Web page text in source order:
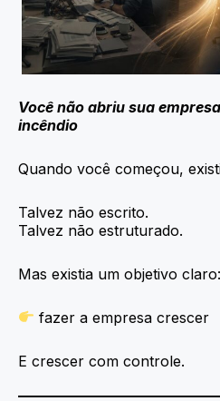
Você não abriu sua
incêndio
Quando você começou,
Talvez não escrito.
Talvez não estruturado.
Mas existia um objetivo claro:
fazer a empresa crescer
E crescer com controle.